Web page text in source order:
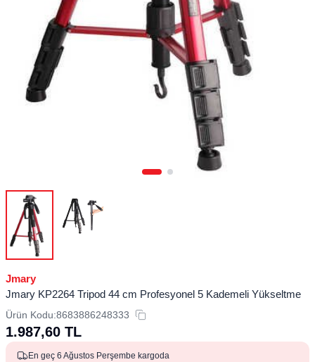
Jmary
Jmary KP2264 Tripod 44 cm Profesyonel 5 Kademeli Yükseltme
Ürün Kodu:8683886248333
1.987,60 TL
En geç 6 Ağustos Perşembe kargoda